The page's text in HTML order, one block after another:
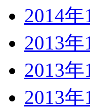
2014
2013
2013
2013